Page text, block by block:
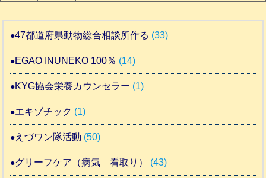
47都道府県動物総合相談所作る (33)
EGAO INUNEKO 100％ (14)
KYG協会栄養カウンセラー (1)
エキゾチック (1)
えづワン隊活動 (50)
グリーフケア（病気 看取り） (43)